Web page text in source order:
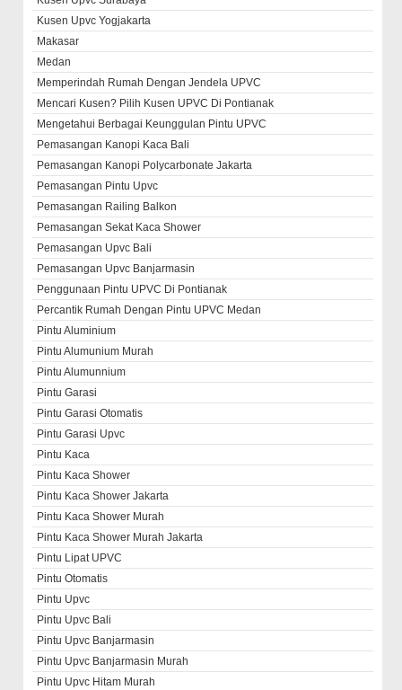
Kusen Upvc Yogjakarta
Makasar
Medan
Memperindah Rumah Dengan Jendela UPVC
Mencari Kusen? Pilih Kusen UPVC Di Pontianak
Mengetahui Berbagai Keunggulan Pintu UPVC
Pemasangan Kanopi Kaca Bali
Pemasangan Kanopi Polycarbonate Jakarta
Pemasangan Pintu Upvc
Pemasangan Railing Balkon
Pemasangan Sekat Kaca Shower
Pemasangan Upvc Bali
Pemasangan Upvc Banjarmasin
Penggunaan Pintu UPVC Di Pontianak
Percantik Rumah Dengan Pintu UPVC Medan
Pintu Aluminium
Pintu Alumunium Murah
Pintu Alumunnium
Pintu Garasi
Pintu Garasi Otomatis
Pintu Garasi Upvc
Pintu Kaca
Pintu Kaca Shower
Pintu Kaca Shower Jakarta
Pintu Kaca Shower Murah
Pintu Kaca Shower Murah Jakarta
Pintu Lipat UPVC
Pintu Otomatis
Pintu Upvc
Pintu Upvc Bali
Pintu Upvc Banjarmasin
Pintu Upvc Banjarmasin Murah
Pintu Upvc Hitam Murah